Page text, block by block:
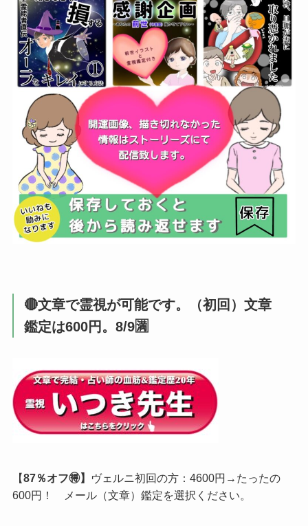
🔴文章で霊視が可能です。（初回）文章
鑑定は600円。8/9🈵
【87％オフ🉐】
ヴェルニ初回の方：4600円→たったの
600円！ メール（文章）鑑定を選択ください。